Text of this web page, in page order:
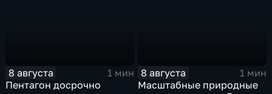
8 августа
1 мин
Пентагон досрочно
8 августа
1 мин
Масштабные природные